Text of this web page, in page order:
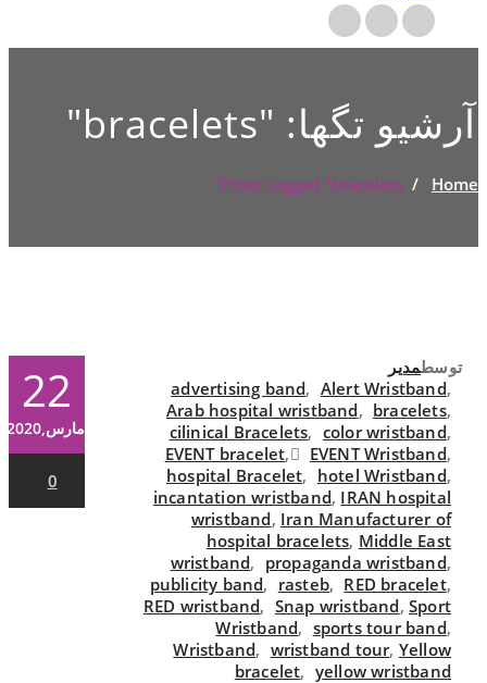
آرشیو تگها: "bracelets
"
Home
/
Posts tagged "bracelets"
22
مارس,2020
0
توسطمدیر
advertising band, Alert Wristband,
Arab hospital wristband, bracelets,
cilinical Bracelets, color wristband,
EVENT bracelet, ٍEVENT Wristband,
hospital Bracelet, hotel Wristband,
incantation wristband, IRAN hospital
wristband, Iran Manufacturer of
hospital bracelets, Middle East
wristband, propaganda wristband,
publicity band, rasteb, RED bracelet,
RED wristband, Snap wristband, Sport
Wristband, sports tour band,
Wristband, wristband tour, Yellow
bracelet, yellow wristband